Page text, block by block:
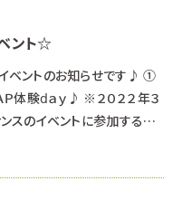
今後の日程 ３月２５日
▶▶予約はこちらから！
ント☆
ベントのお知らせです♪ ①
Ｐ体験ⅾａｙ♪ ※２０２２年３
スのイベントに参加する新